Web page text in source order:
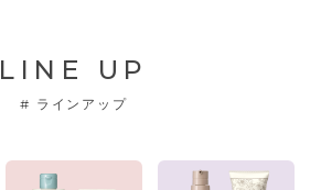
LINE UP
# ラインアップ